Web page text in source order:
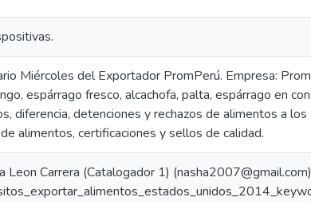
Miércoles del Exportador PromPerú. Empresa:
espárrago fresco, alcachofa, palta, espárrago en
diferencia, detenciones y rechazos de alimentos a
alimentos, certificaciones y sellos de calidad.
Leon Carrera (Catalogador 1)